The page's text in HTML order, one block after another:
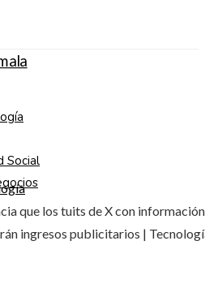
Social
que los tuits de X con información
ingresos publicitarios |